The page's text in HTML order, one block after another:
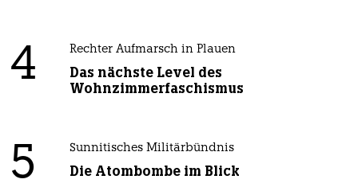
4 Rechter Aufmarsch in Plauen
Das nächste Level des
Wohnzimmerfaschismus
5 Sunnitisches Militärbündnis
Die Atombombe im Blick